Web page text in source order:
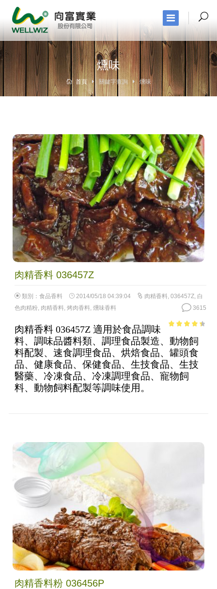
燻味
首頁 關鍵字查詢 燻味
肉精香料 036457Z
類別： 食品香料 2014/05/18 04:39:04 肉精香料, 036457Z, 白
色肉精粉, 肉精香料, 烤肉香料, 燻味香料 3615
of 5
肉精香料 036457Z 適用於食品調味
料、調味品醬料類、調理食品製造、動物飼
料配製、速食調理食品、烘焙食品、罐頭食
品、健康食品、保健食品、生技食品、生技
醫藥、冷凍食品、冷凍調理食品、寵物飼
料、動物飼料配製等調味使用。
肉精香料粉 036456P